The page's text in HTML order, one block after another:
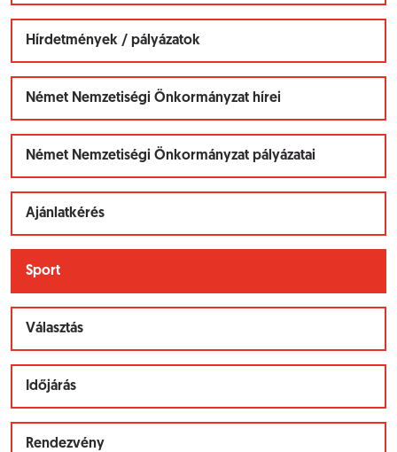
Hírdetmények / pályázatok
Német Nemzetiségi Önkormányzat hírei
Német Nemzetiségi Önkormányzat pályázatai
Ajánlatkérés
Sport
Választás
Időjárás
Rendezvény